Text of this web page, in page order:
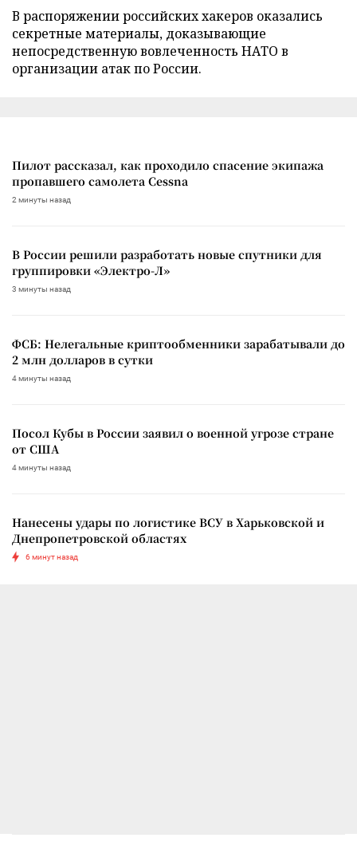
В распоряжении российских хакеров оказались
секретные материалы, доказывающие
непосредственную вовлеченность НАТО в
организации атак по России.
Пилот рассказал, как проходило спасение экипажа
пропавшего самолета Cessna
2 минуты назад
В России решили разработать новые спутники для
группировки «Электро-Л»
3 минуты назад
ФСБ: Нелегальные криптообменники зарабатывали до
2 млн долларов в сутки
4 минуты назад
Посол Кубы в России заявил о военной угрозе стране
от США
4 минуты назад
Нанесены удары по логистике ВСУ в Харьковской и
Днепропетровской областях
6 минут назад